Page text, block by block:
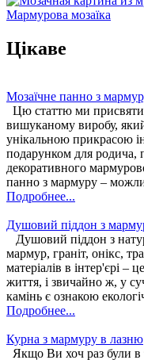
Мармурова мозаїка
Цікаве
Мозаїчне панно з
Цю статтю ми
вишуканому виробу,
унікальною прикрасою
подарунком для родича,
декоративного
панно з мармуру –
Подробнее...
Душовий піддон з
Душовий піддон з
мармур, граніт, онікс,
матеріалів в інтер'єрі –
життя, і звичайно ж, у
камінь є ознакою
Подробнее...
Курна з мармуру в лазню
Якщо Ви хоч раз були в